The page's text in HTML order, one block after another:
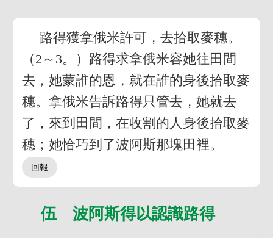
路得獲拿俄米許可，去拾取麥穗。
（2～3。）路得求拿俄米容她往田間
去，她蒙誰的恩，就在誰的身後拾取麥
穗。拿俄米告訴路得只管去，她就去
了，來到田間，在收割的人身後拾取麥
穗；她恰巧到了波阿斯那塊田裡。
伍 波阿斯得以認識路得